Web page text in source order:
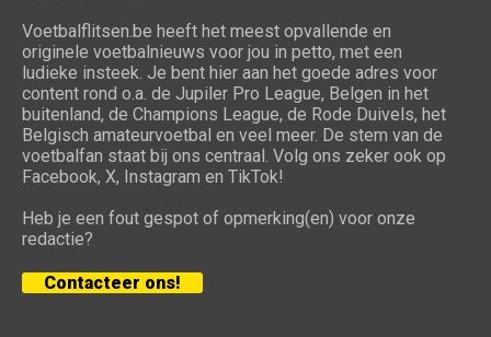
Voetbalflitsen.be heeft het meest opvallende en
originele voetbalnieuws voor jou in petto, met een
ludieke insteek. Je bent hier aan het goede adres voor
content rond o.a. de Jupiler Pro League, Belgen in het
buitenland, de Champions League, de Rode Duivels, het
Belgisch amateurvoetbal en veel meer. De stem van de
voetbalfan staat bij ons centraal. Volg ons zeker ook op
Facebook, X, Instagram en TikTok!
Heb je een fout gespot of opmerking(en) voor onze
redactie?
Contacteer ons!